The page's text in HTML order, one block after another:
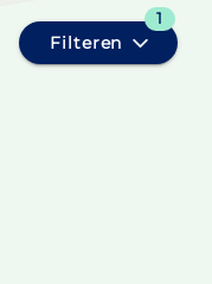
Filteren
1